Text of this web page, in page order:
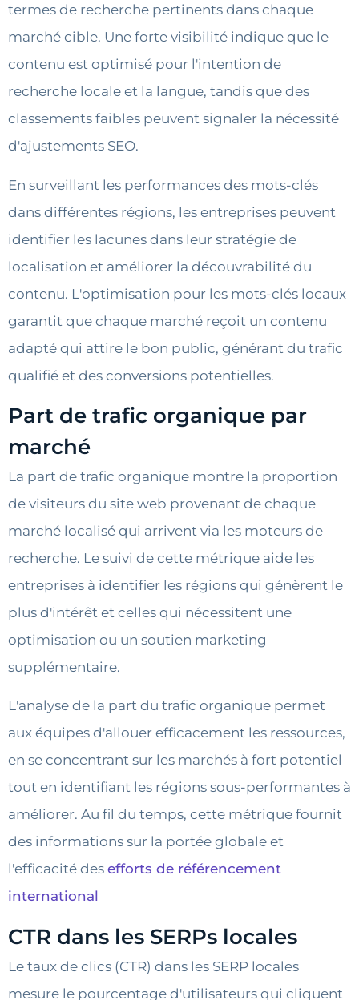
termes de recherche pertinents dans chaque
marché cible. Une forte visibilité indique que le
contenu est optimisé pour l'intention de
recherche locale et la langue, tandis que des
classements faibles peuvent signaler la nécessité
d'ajustements SEO.
En surveillant les performances des mots-clés
dans différentes régions, les entreprises peuvent
identifier les lacunes dans leur stratégie de
localisation et améliorer la découvrabilité du
contenu. L'optimisation pour les mots-clés locaux
garantit que chaque marché reçoit un contenu
adapté qui attire le bon public, générant du trafic
qualifié et des conversions potentielles.
Part de trafic organique par
marché
La part de trafic organique montre la proportion
de visiteurs du site web provenant de chaque
marché localisé qui arrivent via les moteurs de
recherche. Le suivi de cette métrique aide les
entreprises à identifier les régions qui génèrent le
plus d'intérêt et celles qui nécessitent une
optimisation ou un soutien marketing
supplémentaire.
L'analyse de la part du trafic organique permet
aux équipes d'allouer efficacement les ressources,
en se concentrant sur les marchés à fort potentiel
tout en identifiant les régions sous-performantes à
améliorer. Au fil du temps, cette métrique fournit
des informations sur la portée globale et
l'efficacité des efforts de référencement
international
CTR dans les SERPs locales
Le taux de clics (CTR) dans les SERP locales
mesure le pourcentage d'utilisateurs qui cliquent